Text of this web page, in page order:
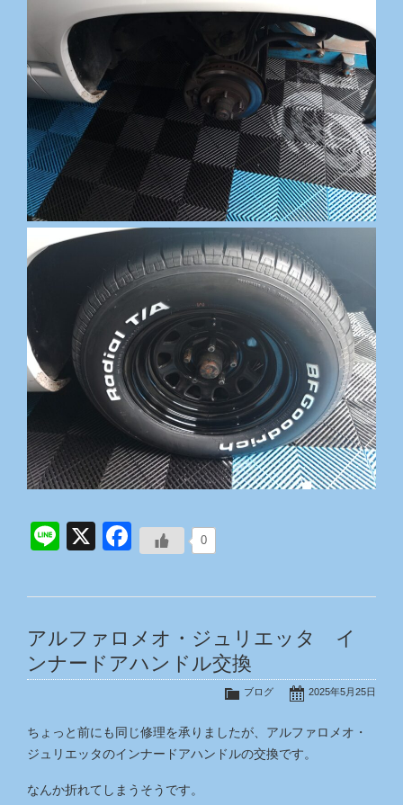
0
Line
X Facebook
アルファロメオ・ジュリエッタ イ
ンナードアハンドル交換
2025年5月25日
ブログ
ちょっと前にも同じ修理を承りましたが、アルファロメオ・
ジュリエッタのインナードアハンドルの交換です。
なんか折れてしまうそうです。